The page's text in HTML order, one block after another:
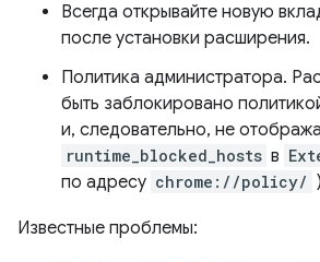
Всегда открывайте новую
после установки расширения.
Политика администратора.
быть заблокировано
и, следовательно, не
runtime_blocked_hosts в
по адресу chrome://policy/
Известные проблемы: